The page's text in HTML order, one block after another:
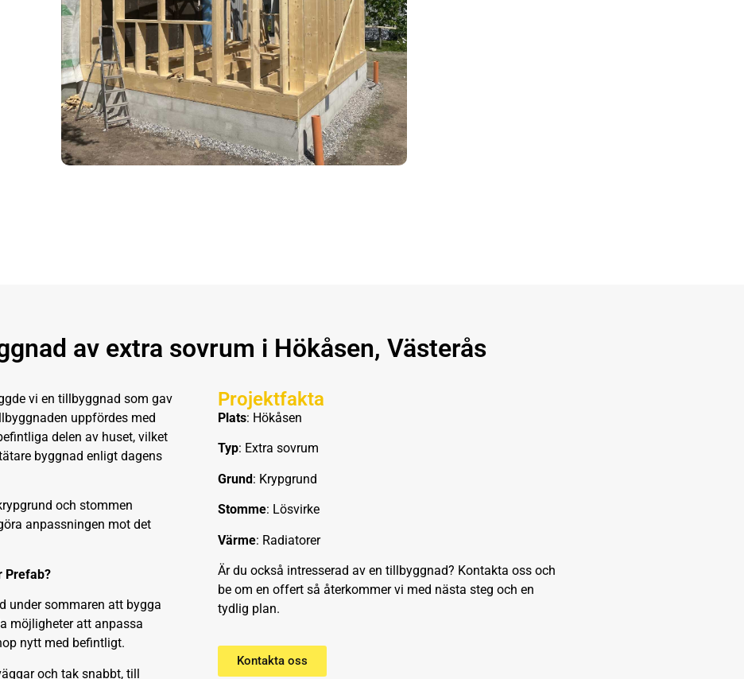
av extra sovrum i Hökåsen, Västerås
vi en tillbyggnad som gav
uppfördes med
delen av huset, vilket
byggnad enligt dagens
och stommen
anpassningen mot det
Prefab?
under sommaren att bygga
möjligheter att anpassa
nytt med befintligt.
och tak snabbt, till
Projektfakta
Plats: Hökåsen
Typ: Extra sovrum
Grund: Krypgrund
Stomme: Lösvirke
Värme: Radiatorer
Är du också intresserad av en tillbyggnad? Kontakta oss och
be om en offert så återkommer vi med nästa steg och en
tydlig plan.
Kontakta oss